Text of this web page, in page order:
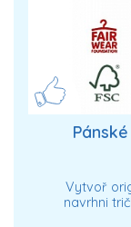
Vytvoř
navrhni